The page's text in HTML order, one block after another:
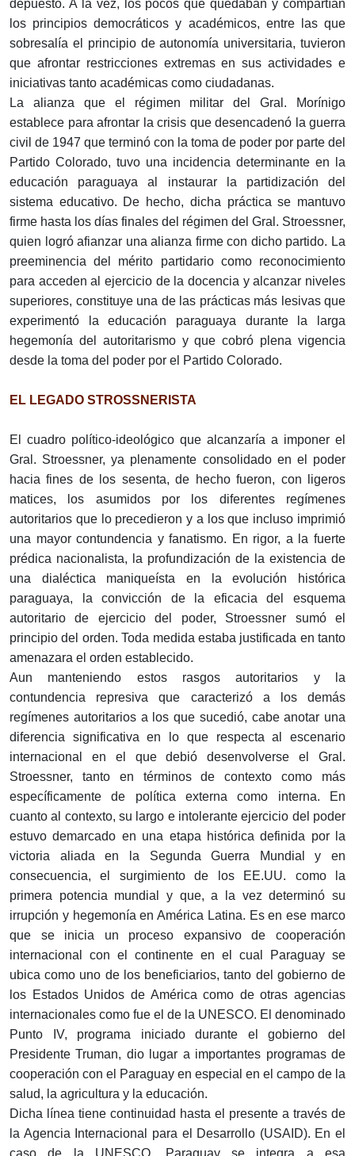
depuesto. A la vez, los pocos que quedaban y compartían
los principios democráticos y académicos, entre las que
sobresalía el principio de autonomía universitaria, tuvieron
que afrontar restricciones extremas en sus actividades e
iniciativas tanto académicas como ciudadanas.
La alianza que el régimen militar del Gral. Morínigo
establece para afrontar la crisis que desencadenó la guerra
civil de 1947 que terminó con la toma de poder por parte del
Partido Colorado, tuvo una incidencia determinante en la
educación paraguaya al instaurar la partidización del
sistema educativo. De hecho, dicha práctica se mantuvo
firme hasta los días finales del régimen del Gral. Stroessner,
quien logró afianzar una alianza firme con dicho partido. La
preeminencia del mérito partidario como reconocimiento
para acceden al ejercicio de la docencia y alcanzar niveles
superiores, constituye una de las prácticas más lesivas que
experimentó la educación paraguaya durante la larga
hegemonía del autoritarismo y que cobró plena vigencia
desde la toma del poder por el Partido Colorado.
EL LEGADO STROSSNERISTA
El cuadro político-ideológico que alcanzaría a imponer el
Gral. Stroessner, ya plenamente consolidado en el poder
hacia fines de los sesenta, de hecho fueron, con ligeros
matices, los asumidos por los diferentes regímenes
autoritarios que lo precedieron y a los que incluso imprimió
una mayor contundencia y fanatismo. En rigor, a la fuerte
prédica nacionalista, la profundización de la existencia de
una dialéctica maniqueísta en la evolución histórica
paraguaya, la convicción de la eficacia del esquema
autoritario de ejercicio del poder, Stroessner sumó el
principio del orden. Toda medida estaba justificada en tanto
amenazara el orden establecido.
Aun manteniendo estos rasgos autoritarios y la
contundencia represiva que caracterizó a los demás
regímenes autoritarios a los que sucedió, cabe anotar una
diferencia significativa en lo que respecta al escenario
internacional en el que debió desenvolverse el Gral.
Stroessner, tanto en términos de contexto como más
específicamente de política externa como interna. En
cuanto al contexto, su largo e intolerante ejercicio del poder
estuvo demarcado en una etapa histórica definida por la
victoria aliada en la Segunda Guerra Mundial y en
consecuencia, el surgimiento de los EE.UU. como la
primera potencia mundial y que, a la vez determinó su
irrupción y hegemonía en América Latina. Es en ese marco
que se inicia un proceso expansivo de cooperación
internacional con el continente en el cual Paraguay se
ubica como uno de los beneficiarios, tanto del gobierno de
los Estados Unidos de América como de otras agencias
internacionales como fue el de la UNESCO. El denominado
Punto IV, programa iniciado durante el gobierno del
Presidente Truman, dio lugar a importantes programas de
cooperación con el Paraguay en especial en el campo de la
salud, la agricultura y la educación.
Dicha línea tiene continuidad hasta el presente a través de
la Agencia Internacional para el Desarrollo (USAID). En el